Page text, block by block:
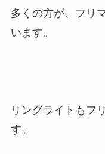
多くの方が、フリ
います。
リングライトもフ
す。